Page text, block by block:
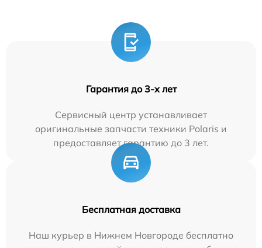
Гарантия до 3-х лет
Сервисный центр устанавливает
оригинальные запчасти техники Polaris и
предоставляет гарантию до 3 лет.
Бесплатная доставка
Наш курьер в Нижнем Новгороде бесплатно